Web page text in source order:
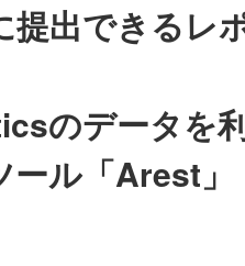
提出できるレ
のデータを
ル「Arest」